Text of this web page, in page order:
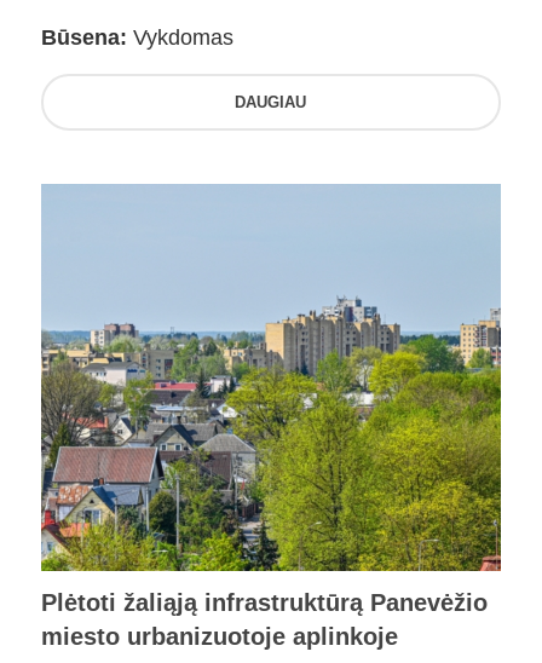
Būsena: Vykdomas
DAUGIAU
Plėtoti žaliąją infrastruktūrą Panevėžio
miesto urbanizuotoje aplinkoje